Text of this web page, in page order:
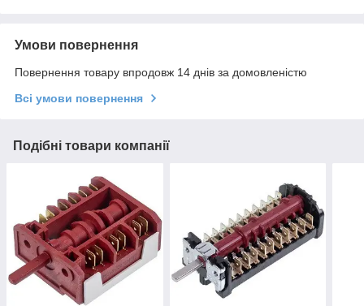
Умови повернення
Повернення товару впродовж 14 днів за домовленістю
Всі умови повернення
Подібні товари компанії